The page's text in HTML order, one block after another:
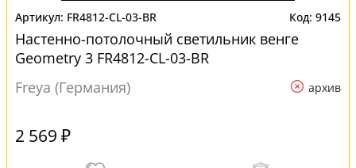
FR4812-CL-03-BR 9145
Настенно-потолочный светильник венге
Geometry 3 FR4812-CL-03-BR
Freya (Германия)
архив
2 569 ₽